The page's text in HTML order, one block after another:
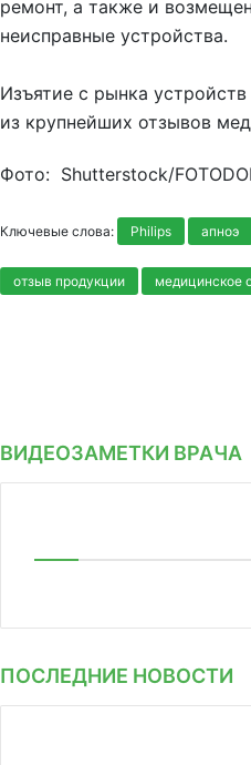
ремонт, а также и
неисправные устройства.
Изъятие с рынка
из крупнейших отзывов
Фото: Shutterstoсk/
Ключевые слова: Philips апноэ
отзыв продукции медицинское
ВИДЕОЗАМЕТКИ ВРАЧА
ПОСЛЕДНИЕ НОВОСТИ